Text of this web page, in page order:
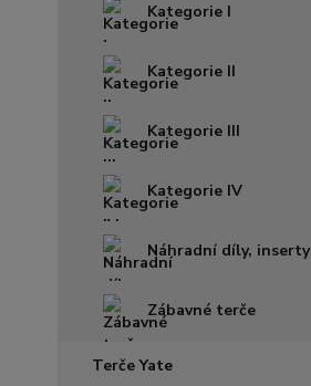
Kategorie I
Kategorie II
Kategorie III
Kategorie IV
Náhradní díly, inserty
Zábavné terče
Terče Yate